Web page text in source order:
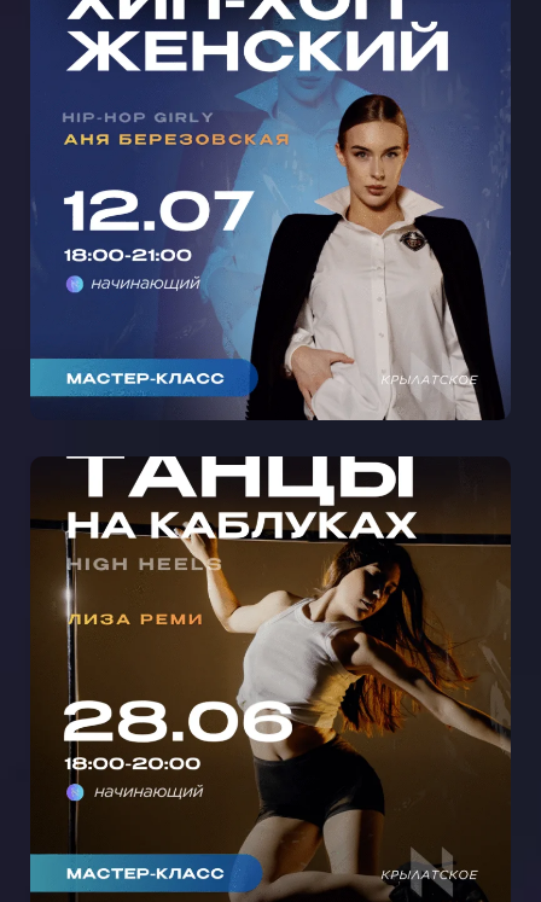
МАСТЕР-КЛАСС ЖЕНСКИЙ ХИП-
ХОП С АНЕЙ БЕРЕЗОВСКОЙ В
КРЫЛАТСКОМ 🩵
МАСТЕР-КЛАСС ТАНЦЫ НА
КАБЛУКАХ С ЛИЗОЙ РЕМИ В
КРЫЛАТСКОМ 🩵